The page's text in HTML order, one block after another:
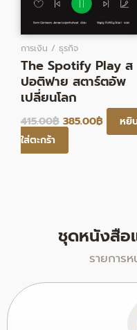
การเงิน / ธุรกิจ
The Spotify Play ส
ปอติฟาย สตาร์ตอัพ
เปลี่ยนโลก
415.00฿ 385.00฿
หยิ
ใส่ตะกร้า
ชุดหนังสือ
รายการ